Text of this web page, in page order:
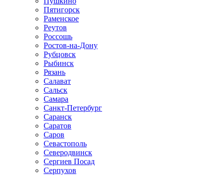
Пятигорск
Раменское
Реутов
Россошь
Ростов-на-Дону
Рубцовск
Рыбинск
Рязань
Салават
Сальск
Самара
Санкт-Петербург
Саранск
Саратов
Саров
Севастополь
Северодвинск
Сергиев Посад
Серпухов